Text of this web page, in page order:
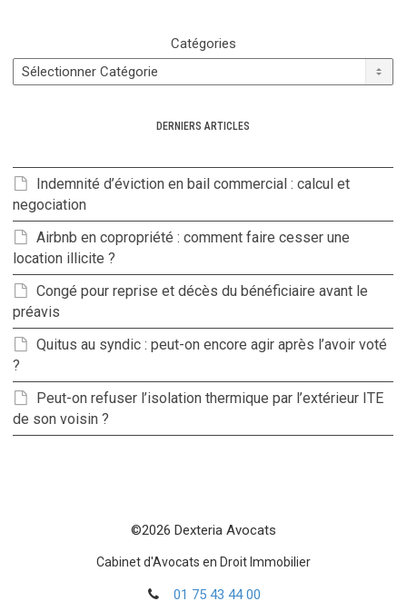
Catégories
DERNIERS ARTICLES
Indemnité d’éviction en bail commercial : calcul et
negociation
Airbnb en copropriété : comment faire cesser une
location illicite ?
Congé pour reprise et décès du bénéficiaire avant le
préavis
Quitus au syndic : peut-on encore agir après l’avoir voté
?
Peut-on refuser l’isolation thermique par l’extérieur ITE
de son voisin ?
©2026 Dexteria Avocats
Cabinet d'Avocats en Droit Immobilier
01 75 43 44 00